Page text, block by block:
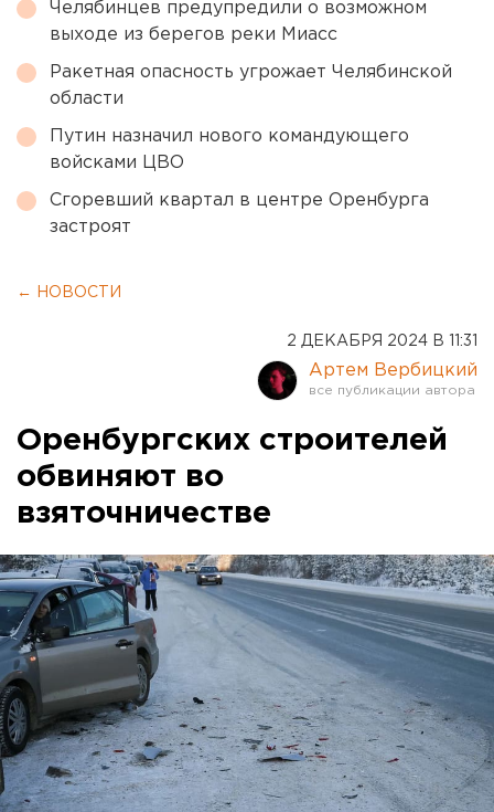
Челябинцев предупредили о возможном
выходе из берегов реки Миасс
Ракетная опасность угрожает Челябинской
области
Путин назначил нового командующего
войсками ЦВО
Сгоревший квартал в центре Оренбурга
застроят
← НОВОСТИ
2 ДЕКАБРЯ 2024 В 11:31
Артем Вербицкий
Оренбургских строителей
обвиняют во
взяточничестве